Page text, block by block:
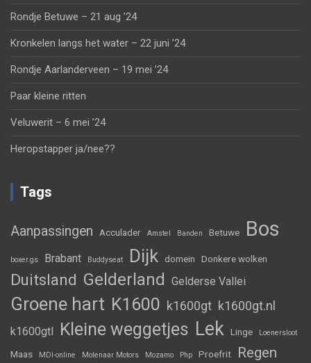
Rondje Betuwe – 21 aug ’24
Kronkelen langs het water – 22 juni ’24
Rondje Aarlanderveen – 19 mei ’24
Paar kleine ritten
Veluwerit – 6 mei ’24
Heropstapper ja/nee??
Tags
Aanpassingen Acculader Amstel Banden Betuwe Bos
boxer.gs Brabant Buddyseat Dijk domein Donkere wolken
Duitsland Gelderland Gelderse Vallei
Groene hart K1600 k1600gt k1600gt.nl
k1600gtl Kleine weggetjes Lek Linge Loenersloot
Maas MDI-online Molenaar Motors Mozamo Php Proefrit Regen